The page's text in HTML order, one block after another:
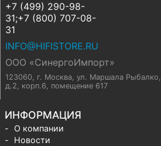
+7 (499) 290-98-
31;+7 (800) 707-08-
31
INFO@HIFISTORE.RU
ООО «СинергоИмпорт»
123060, г. Москва, ул. Маршала Рыбалко,
д.2, корп.6, помещение 617
ИНФОРМАЦИЯ
О компании
Новости